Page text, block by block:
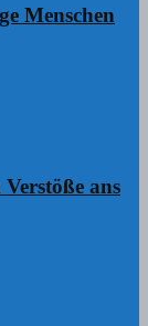
Menschen
ans